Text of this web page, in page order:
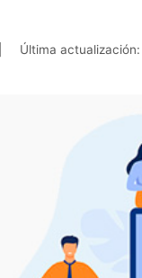
Última actualización: